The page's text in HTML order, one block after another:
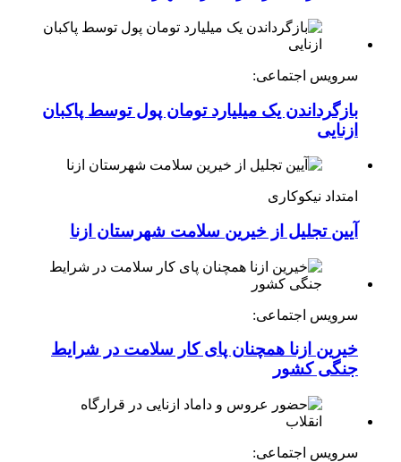
سرویس اجتماعی:
بازگرداندن یک میلیارد تومان پول توسط پاکبان
ازنایی
امتداد نیکوکاری
آیین تجلیل از خیرین سلامت شهرستان ازنا
سرویس اجتماعی:
خیرین ازنا همچنان پای کار سلامت در شرایط
جنگی کشور
سرویس اجتماعی: